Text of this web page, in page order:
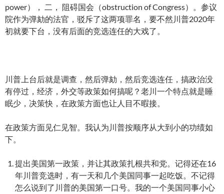
power）， 二， 阻碍国会（obstruction of Congress）。参议
院作为弹劾的法官，驳斥了这两项罪名，要不然川普2020年
初就要下台，没有后面的竞选连任的大戏了。
川普上台后就是调查，然后弹劾，然后竞选连任，搞政治没
有停过，经济，外交等政策如何搞呢？老川一个特点就是睡
眠少，决策快，在政策方面也让人目不暇接。
在政策方面见仁见智。我认为川普按顺序从大到小的功绩如
下。
提出美国第一政策，并让其政策扎根共和党。记得还在16
年川普竞选时，有一天和几个美国同事一起吃饭。不记得
怎么说到了川普的美国第一口号。我的一个美国同事小心